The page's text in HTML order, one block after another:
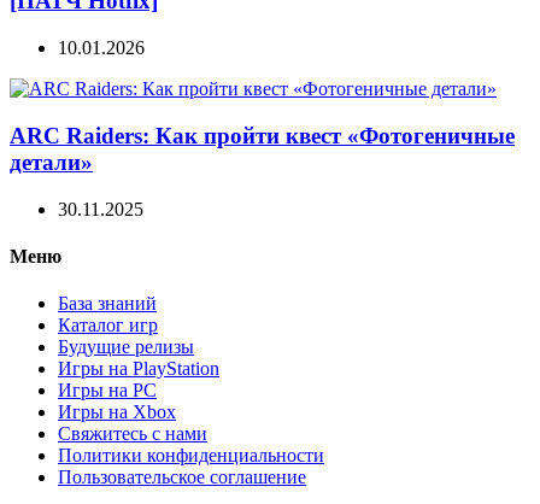
10.01.2026
ARC Raiders: Как пройти квест «Фотогеничные
детали»
30.11.2025
Меню
База знаний
Каталог игр
Будущие релизы
Игры на PlayStation
Игры на PC
Игры на Xbox
Свяжитесь с нами
Политики конфиденциальности
Пользовательское соглашение